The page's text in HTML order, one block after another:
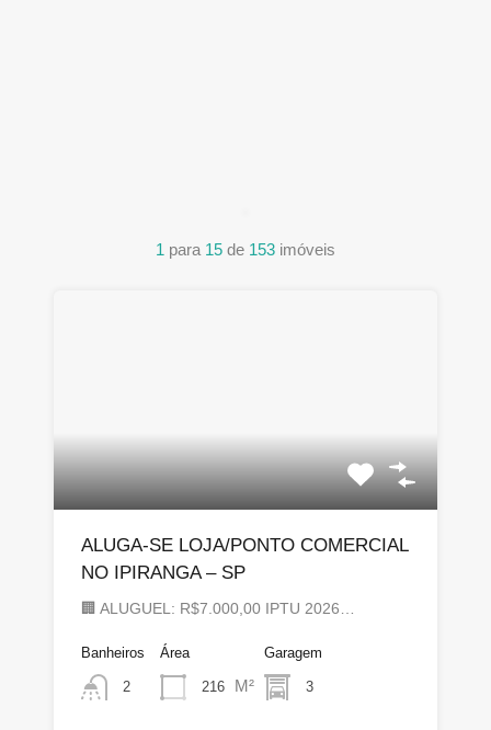
1 para 15 de 153 imóveis
ALUGA-SE LOJA/PONTO COMERCIAL
NO IPIRANGA – SP
🏢 ALUGUEL: R$7.000,00 IPTU 2026…
Banheiros
2
Área
216 M²
Garagem
3